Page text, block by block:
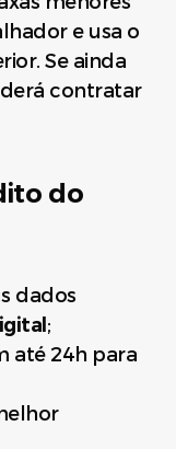
e usa o
Se ainda
contratar
do
dados
;
até 24h para